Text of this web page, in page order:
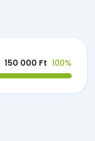
150 000 Ft 100%